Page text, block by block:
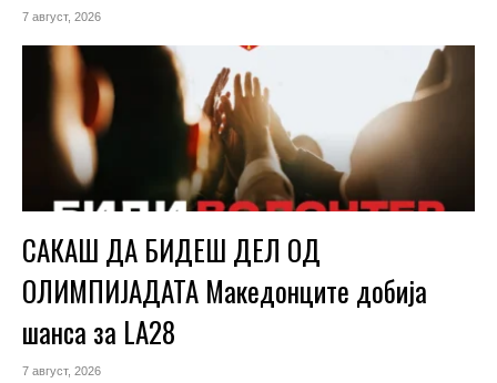
7 август, 2026
САКАШ ДА БИДЕШ ДЕЛ ОД
ОЛИМПИЈАДАТА Македонците добија
шанса за LA28
7 август, 2026